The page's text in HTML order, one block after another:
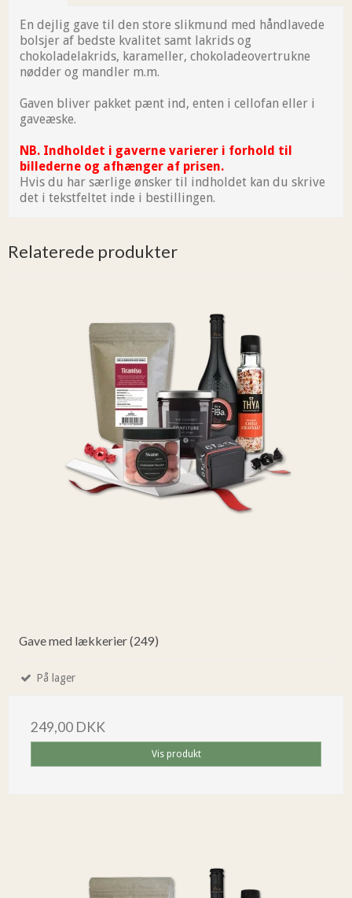
En dejlig gave til den store slikmund med håndlavede
bolsjer af bedste kvalitet samt lakrids og
chokoladelakrids, karameller, chokoladeovertrukne
nødder og mandler m.m.
Gaven bliver pakket pænt ind, enten i cellofan eller i
gaveæske.
NB. Indholdet i gaverne varierer i forhold til
billederne og afhænger af prisen.
Hvis du har særlige ønsker til indholdet kan du skrive
det i tekstfeltet inde i bestillingen.
Relaterede produkter
Gave med lækkerier (249)
På lager
249,00 DKK
Vis produkt